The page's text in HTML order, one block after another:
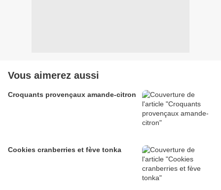
Vous aimerez aussi
Croquants provençaux amande-citron
Cookies cranberries et fève tonka